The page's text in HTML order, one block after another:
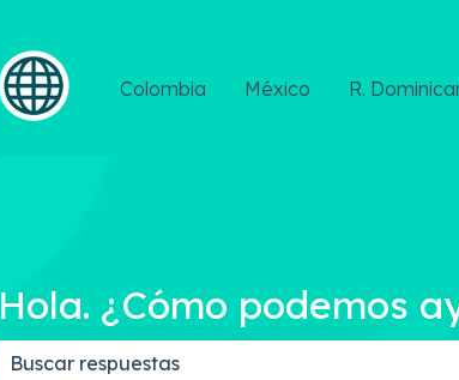
Colombia México R.
Hola. ¿Cómo podemos